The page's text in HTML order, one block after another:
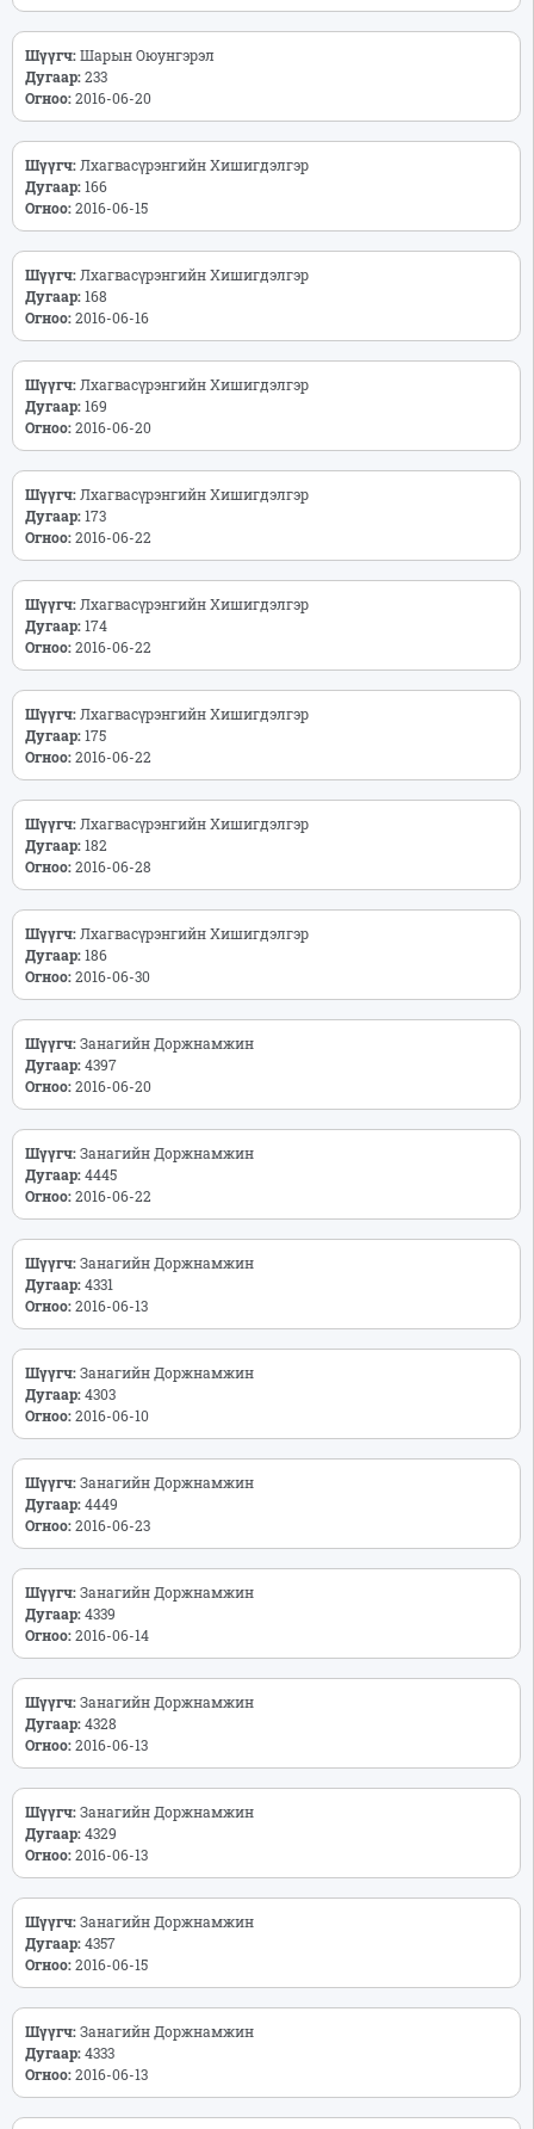
Шүүгч:Шарын Оюунгэрэл
Дугаар:233
Огноо:2016-06-20
Шүүгч: Лхагвасүрэнгийн Хишигдэлгэр
Дугаар:166
Огноо:2016-06-15
Шүүгч: Лхагвасүрэнгийн Хишигдэлгэр
Дугаар:168
Огноо:2016-06-16
Шүүгч: Лхагвасүрэнгийн Хишигдэлгэр
Дугаар:169
Огноо:2016-06-20
Шүүгч: Лхагвасүрэнгийн Хишигдэлгэр
Дугаар:173
Огноо:2016-06-22
Шүүгч: Лхагвасүрэнгийн Хишигдэлгэр
Дугаар:174
Огноо:2016-06-22
Шүүгч: Лхагвасүрэнгийн Хишигдэлгэр
Дугаар:175
Огноо:2016-06-22
Шүүгч: Лхагвасүрэнгийн Хишигдэлгэр
Дугаар:182
Огноо:2016-06-28
Шүүгч: Лхагвасүрэнгийн Хишигдэлгэр
Дугаар:186
Огноо:2016-06-30
Шүүгч:Занагийн Доржнамжин
Дугаар:4397
Огноо:2016-06-20
Шүүгч:Занагийн Доржнамжин
Дугаар:4445
Огноо:2016-06-22
Шүүгч:Занагийн Доржнамжин
Дугаар:4331
Огноо:2016-06-13
Шүүгч:Занагийн Доржнамжин
Дугаар:4303
Огноо:2016-06-10
Шүүгч:Занагийн Доржнамжин
Дугаар:4449
Огноо:2016-06-23
Шүүгч:Занагийн Доржнамжин
Дугаар:4339
Огноо:2016-06-14
Шүүгч:Занагийн Доржнамжин
Дугаар:4328
Огноо:2016-06-13
Шүүгч:Занагийн Доржнамжин
Дугаар:4329
Огноо:2016-06-13
Шүүгч:Занагийн Доржнамжин
Дугаар:4357
Огноо:2016-06-15
Шүүгч:Занагийн Доржнамжин
Дугаар:4333
Огноо:2016-06-13